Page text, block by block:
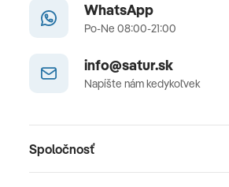
WhatsApp
Po-Ne 08:00-21:00
info@satur.sk
Napíšte nám kedykoľvek
Spoločnosť